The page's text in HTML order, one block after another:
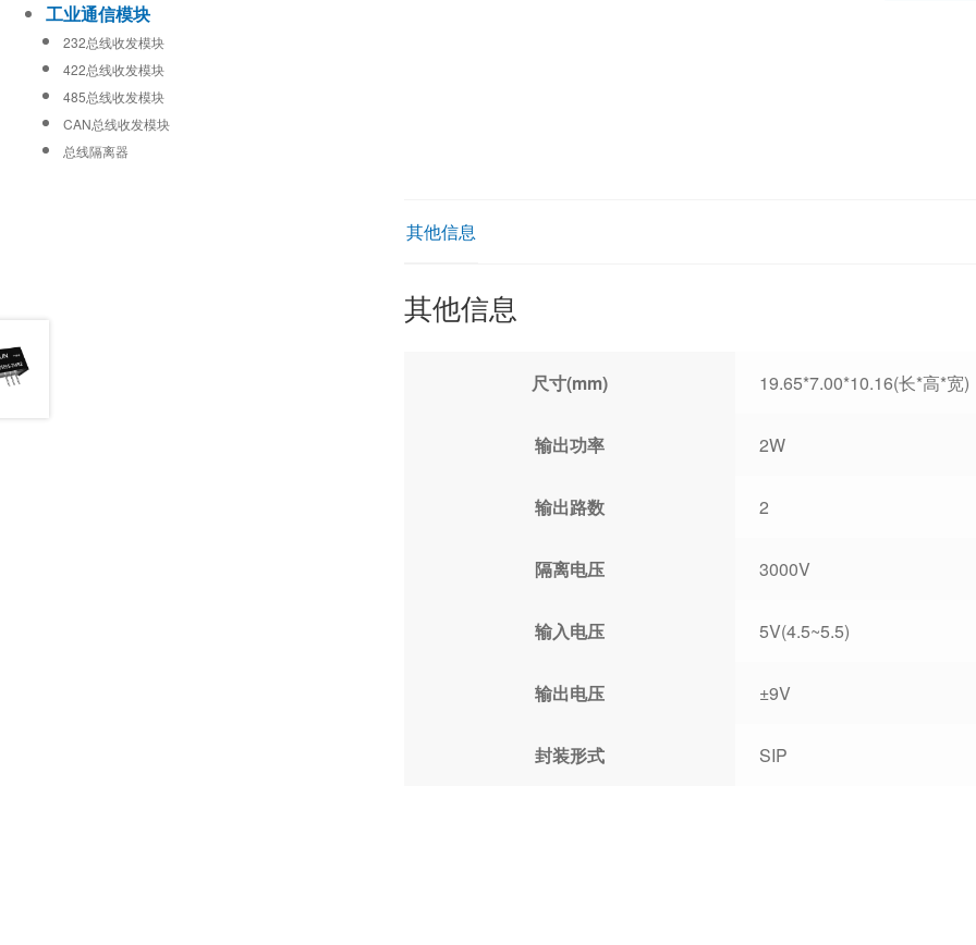
其他信息
其他信息
尺寸(mm) 19.65*7.00*10.16(长*高*宽)
输出功率 2W
输出路数 2
隔离电压 3000V
输入电压 5V(4.5~5.5)
输出电压 ±9V
封装形式 SIP
工业通信模块
232总线收发模块
422总线收发模块
485总线收发模块
CAN总线收发模块
总线隔离器